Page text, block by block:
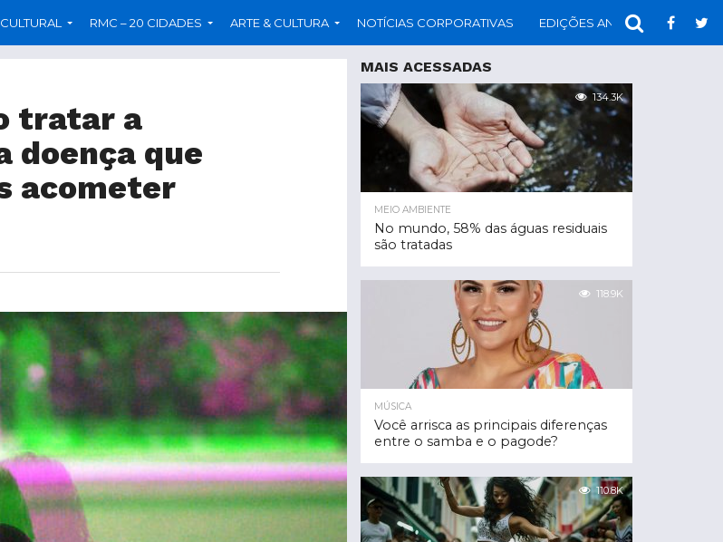
RMC – 20 CIDADES ARTE & CULTURA NOTÍCIAS CORPORATIVAS EDIÇÕES ANTERIORES
tratar a
doença que
acometer
MAIS ACESSADAS
134.3K
MEIO AMBIENTE
No mundo, 58% das águas residuais
são tratadas
118.9K
MÚSICA
Você arrisca as principais diferenças
entre o samba e o pagode?
110.8K